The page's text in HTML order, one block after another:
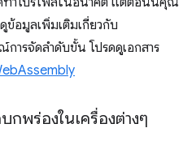
ข้อมูลเพิ่มเติมเกี่ยวกับ
ารจัดลำดับขั้น โปรดดูเอกสาร
กพร่องในเครื่องต่างๆ